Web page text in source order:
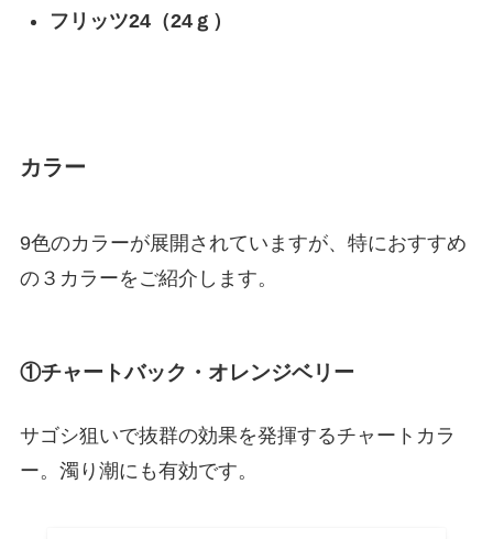
フリッツ24（24ｇ）
カラー
9色のカラーが展開されていますが、特におすすめ
の３カラーをご紹介します。
①チャートバック・オレンジベリー
サゴシ狙いで抜群の効果を発揮するチャートカラ
ー。濁り潮にも有効です。